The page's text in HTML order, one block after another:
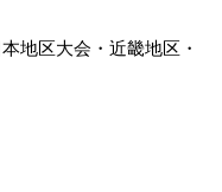
地区大会・近畿地区・